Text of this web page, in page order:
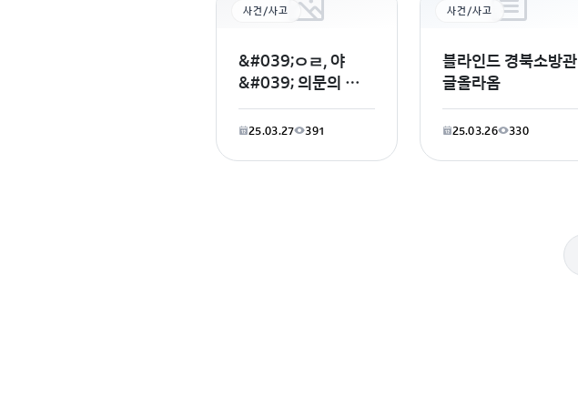
사건/사고
&#039;ㅇㄹ, 야
&#039; 의문의 문자
추적한 경찰… 30대
구했다
25.03.27 391
사건/사고
블라인드 경북소방관
글올라옴
25.03.26 330